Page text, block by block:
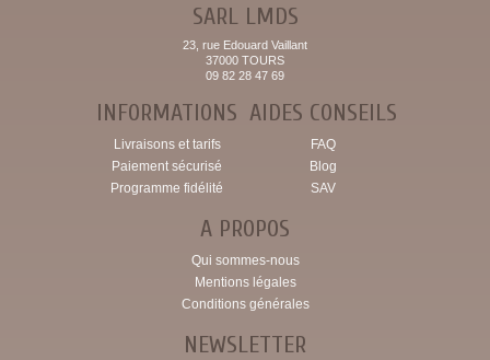
SARL LMDS
23, rue Edouard Vaillant
37000 TOURS
09 82 28 47 69
INFORMATIONS
Livraisons et tarifs
Paiement sécurisé
Programme fidélité
AIDES CONSEILS
FAQ
Blog
SAV
A PROPOS
Qui sommes-nous
Mentions légales
Conditions générales
NEWSLETTER